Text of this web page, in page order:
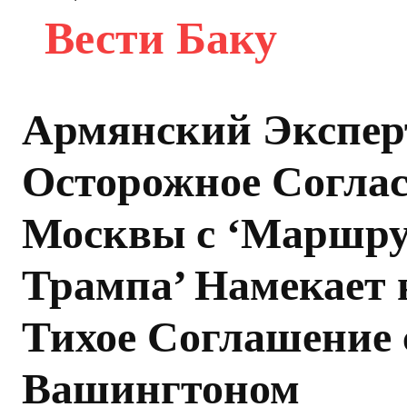
Вести Баку
Армянский
Осторожное
Москвы с
Трампа’ Намекает
Тихое Соглашение
Вашингтоном